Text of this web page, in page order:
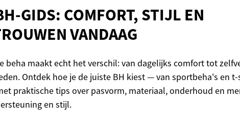
GIDS: COMFORT, STIJL EN
VANDAAG
beha maakt echt het verschil: van dagelijks comfort tot
Ontdek hoe je de juiste BH kiest — van sportbeha's en
praktische tips over pasvorm, materiaal, onderhoud en
en stijl.